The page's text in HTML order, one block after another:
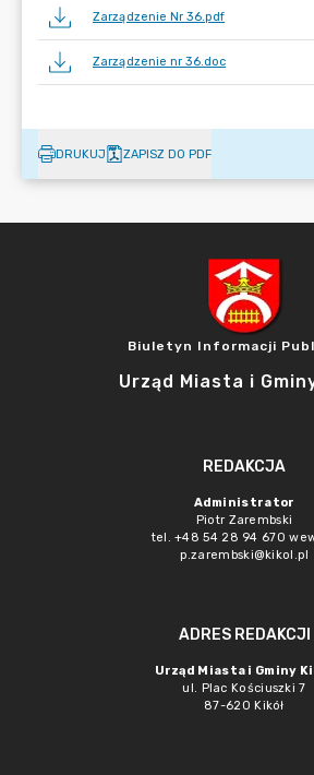
Zarządzenie Nr 36.pdf
Zarządzenie nr 36.doc
DRUKUJ ZAPISZ DO PDF
Biuletyn Informacji
Urząd Miasta i
REDAKCJA
Administrator
Piotr Zarembski
tel. +48 54 28 94 670
p.zarembski@kikol.pl
ADRES REDAKCJI
Urząd Miasta i Gminy
ul. Plac Kościuszki 7
87-620 Kikół